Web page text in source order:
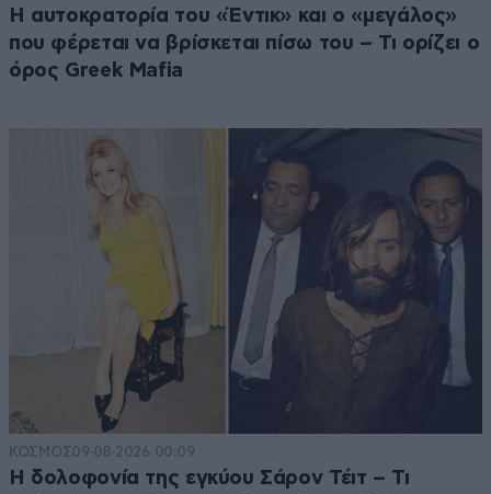
Η αυτοκρατορία του «Έντικ» και ο «μεγάλος»
που φέρεται να βρίσκεται πίσω του – Τι ορίζει ο
όρος Greek Mafia
ΚΟΣΜΟΣ09·08·2026 00:09
Η δολοφονία της εγκύου Σάρον Τέιτ – Τι